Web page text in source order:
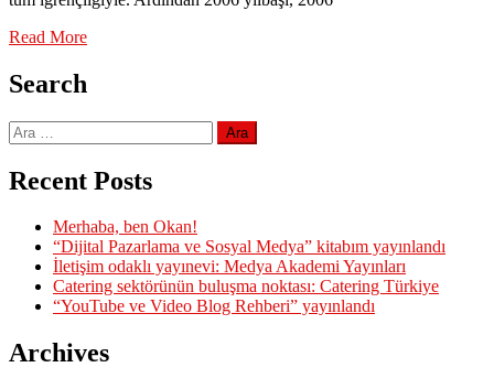
Read More
Search
Arama:
Recent Posts
Merhaba, ben Okan!
“Dijital Pazarlama ve Sosyal Medya” kitabım yayınlandı
İletişim odaklı yayınevi: Medya Akademi Yayınları
Catering sektörünün buluşma noktası: Catering Türkiye
“YouTube ve Video Blog Rehberi” yayınlandı
Archives